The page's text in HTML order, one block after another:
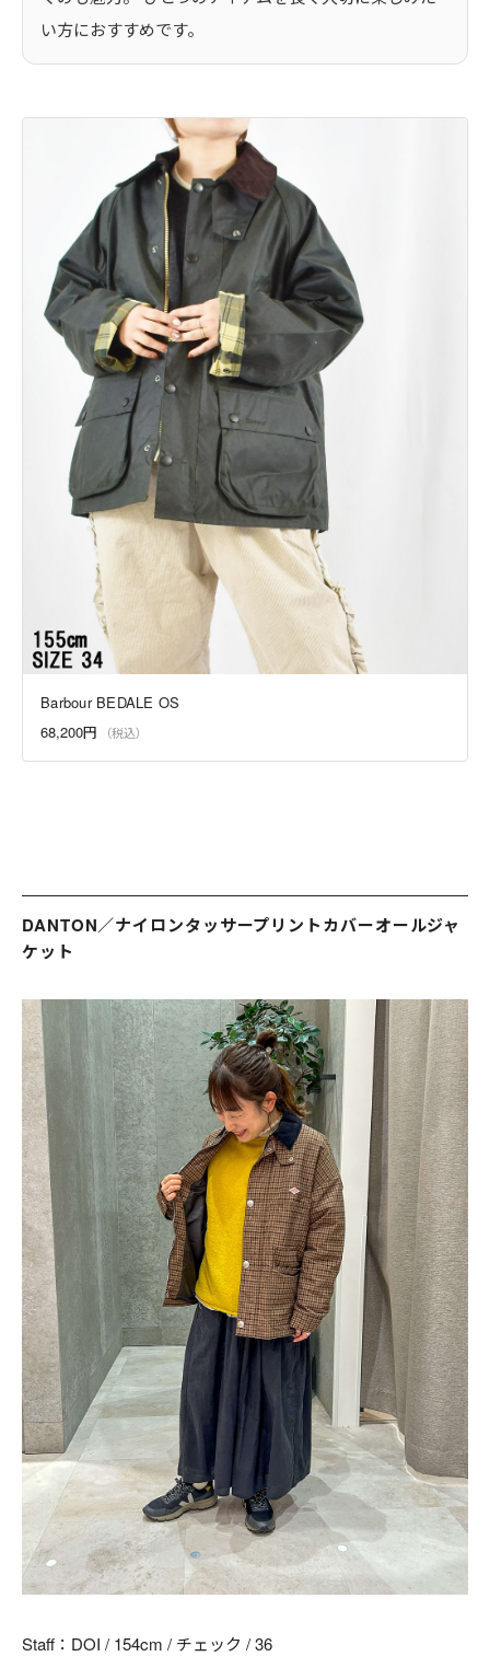
い方におすすめです。
Barbour BEDALE OS
68,200円
DANTON／ナイロンタッサープリントカバーオールジャ
ケット
Staff：DOI / 154cm / チェック / 36